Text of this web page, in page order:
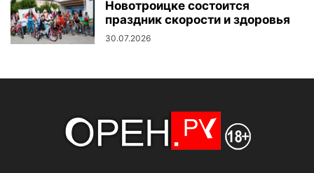
Новотроицке состоится
праздник скорости и здоровья
30.07.2026